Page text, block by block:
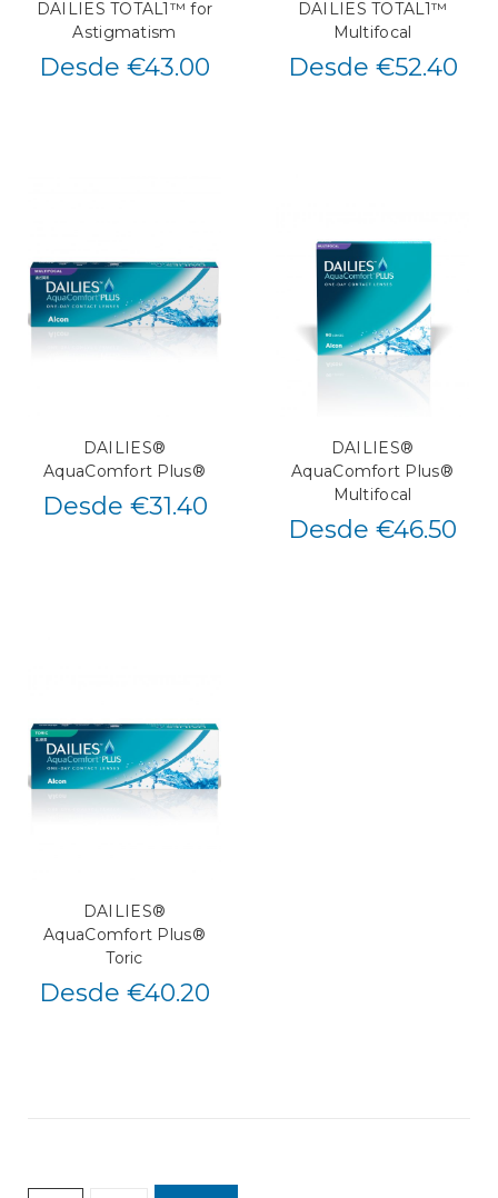
DAILIES TOTAL1™ for
Astigmatism
Desde €43.00
DAILIES TOTAL1™
Multifocal
Desde €52.40
DAILIES®
AquaComfort Plus®
Desde €31.40
DAILIES®
AquaComfort Plus®
Multifocal
Desde €46.50
DAILIES®
AquaComfort Plus®
Toric
Desde €40.20